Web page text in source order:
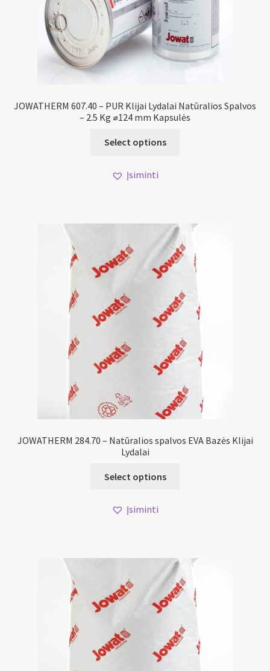
JOWATHERM 607.40 – PUR Klijai Lydalai Natūralios Spalvos
– 2.5 Kg ⌀124 mm Kapsulės
Select options
Įsiminti
JOWATHERM 284.70 – Natūralios spalvos EVA Bazės Klijai
Lydalai
Select options
Įsiminti